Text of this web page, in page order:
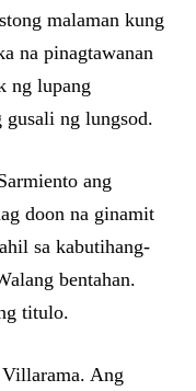
malaman kung
na pinagtawanan
ng lupang
ng lungsod.
ang
doon na ginamit
sa kabutihang-
bentahan.
titulo.
Ang